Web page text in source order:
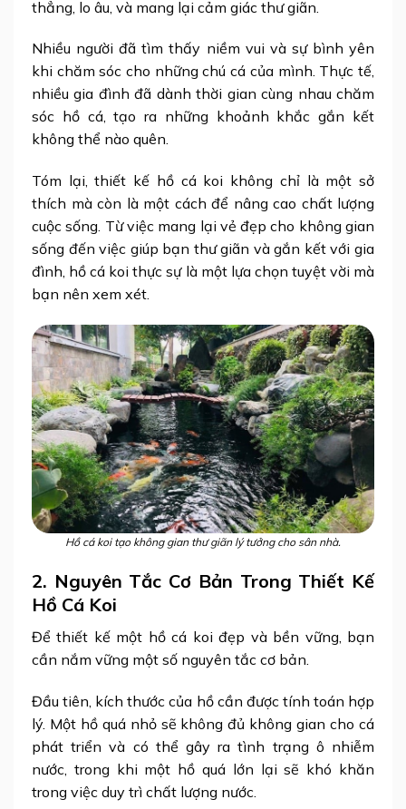
thẳng, lo âu, và mang lại cảm giác thư giãn.
Nhiều người đã tìm thấy niềm vui và sự bình yên
khi chăm sóc cho những chú cá của mình. Thực tế,
nhiều gia đình đã dành thời gian cùng nhau chăm
sóc hồ cá, tạo ra những khoảnh khắc gắn kết
không thể nào quên.
Tóm lại, thiết kế hồ cá koi không chỉ là một sở
thích mà còn là một cách để nâng cao chất lượng
cuộc sống. Từ việc mang lại vẻ đẹp cho không gian
sống đến việc giúp bạn thư giãn và gắn kết với gia
đình, hồ cá koi thực sự là một lựa chọn tuyệt vời mà
bạn nên xem xét.
Hồ cá koi tạo không gian thư giãn lý tưởng cho sân nhà.
2. Nguyên Tắc Cơ Bản Trong Thiết Kế
Hồ Cá Koi
Để thiết kế một hồ cá koi đẹp và bền vững, bạn
cần nắm vững một số nguyên tắc cơ bản.
Đầu tiên, kích thước của hồ cần được tính toán hợp
lý. Một hồ quá nhỏ sẽ không đủ không gian cho cá
phát triển và có thể gây ra tình trạng ô nhiễm
nước, trong khi một hồ quá lớn lại sẽ khó khăn
trong việc duy trì chất lượng nước.